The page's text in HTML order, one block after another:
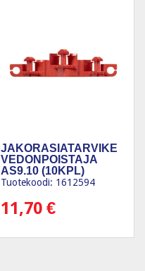
JAKORASIATARVIKE
VEDONPOISTAJA
AS9.10 (10KPL)
Tuotekoodi: 1612594
11,70€